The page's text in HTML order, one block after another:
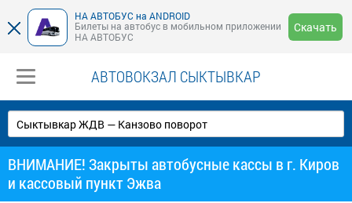
НА АВТОБУС на ANDROID
Билеты на автобус в мобильном приложении
НА АВТОБУС
Скачать
АВТОВОКЗАЛ СЫКТЫВКАР
ВНИМАНИЕ! Закрыты автобусные кассы в г. Киров
и кассовый пункт Эжва